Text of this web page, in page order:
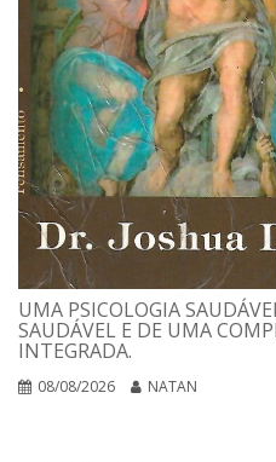
UMA PSICOLOGIA
SAUDÁVEL E DE UMA
INTEGRADA.
08/08/2026 NATAN